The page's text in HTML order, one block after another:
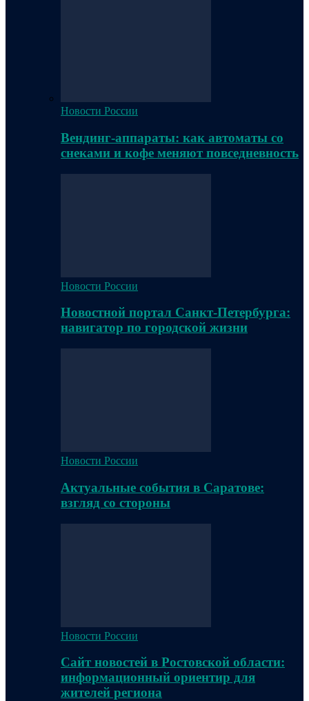
Новости России
Вендинг-аппараты: как автоматы со
снеками и кофе меняют повседневность
Новости России
Новостной портал Санкт-Петербурга:
навигатор по городской жизни
Новости России
Актуальные события в Саратове:
взгляд со стороны
Новости России
Сайт новостей в Ростовской области:
информационный ориентир для
жителей региона